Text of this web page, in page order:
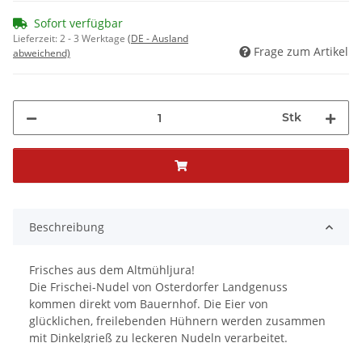
Sofort verfügbar
Lieferzeit:2 - 3 Werktage (DE - Ausland
abweichend)
Frage zum Artikel
Stk
Beschreibung
Frisches aus dem Altmühljura!
Die Frischei-Nudel von Osterdorfer Landgenuss
kommen direkt vom Bauernhof. Die Eier von
glücklichen, freilebenden Hühnern werden zusammen
mit Dinkelgrieß zu leckeren Nudeln verarbeitet.